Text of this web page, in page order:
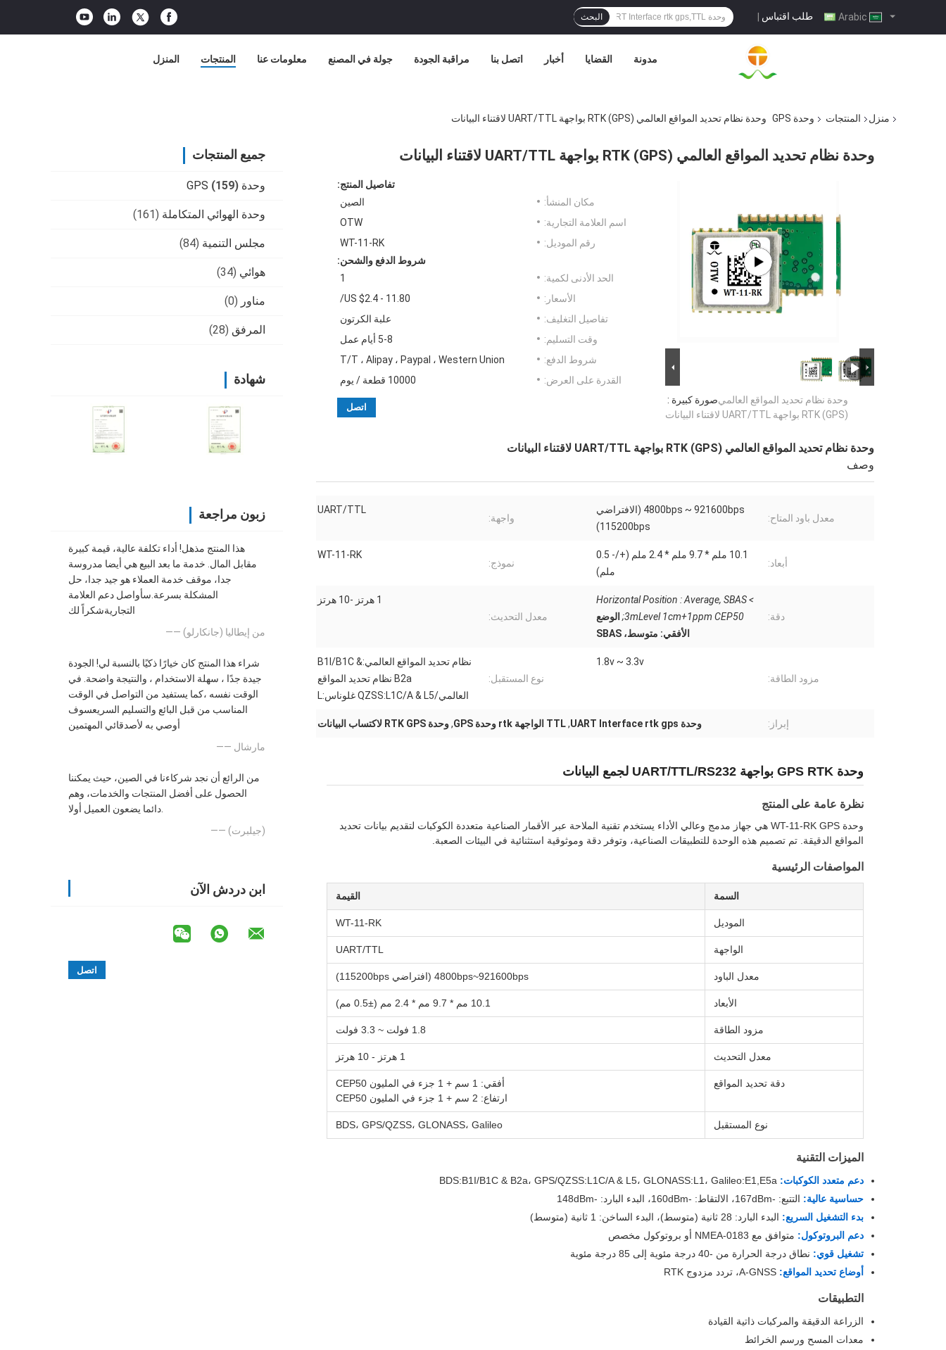
طلب اقتباس | البحث
المنزل المنتجات معلومات عنا جولة في المصنع مراقبة الجودة اتصل بنا أخبار القضايا مدونة
منزل المنتجات وحدة GPS وحدة نظام تحديد المواقع العالمي (GPS) RTK بواجهة UART/TTL لاقتناء البيانات
جميع المنتجات
وحدة GPS (159)
وحدة الهوائي المتكاملة (161)
مجلس التنمية (84)
هوائي (34)
مناور (0)
المرفق (28)
شهادة
زبون مراجعة
هذا المنتج مذهل! أداء تكلفة عالية، قيمة كبيرة
مقابل المال. خدمة ما بعد البيع هي أيضا مدروسة
جدا، موقف خدمة العملاء هو جيد جدا، حل
المشكلة بسرعة.سأواصل دعم العلامة
التجاريةشكراً لك
—— (جانكارلو) من إيطاليا
شراء هذا المنتج كان خيارًا ذكيًا بالنسبة لي! الجودة
جيدة جدًا ، سهلة الاستخدام ، والنتيجة واضحة. في
الوقت نفسه ،كما يستفيد من التواصل في الوقت
المناسب من قبل البائع والتسليم السريعسوف
أوصي به لأصدقائي المهتمين
—— مارشال
من الرائع أن نجد شركاءنا في الصين، حيث يمكننا
الحصول على أفضل المنتجات والخدمات، وهم
دائما يضعون العميل أولا.
—— (جيلبرت)
ابن دردش الآن
وحدة نظام تحديد المواقع العالمي (GPS) RTK بواجهة UART/TTL لاقتناء البيانات
صورة كبيرة :وحدة نظام تحديد المواقع العالمي
(GPS) RTK بواجهة UART/TTL لاقتناء البيانات
تفاصيل المنتج:
مكان المنشأ:
الصين
اسم العلامة التجارية:
OTW
رقم الموديل:
WT-11-RK
شروط الدفع والشحن:
الحد الأدنى لكمية:
1
الأسعار:
US $2.4 - 11.80/
تفاصيل التغليف:
علبة الكرتون
وقت التسليم:
5-8 أيام عمل
شروط الدفع:
T/T ، Alipay ، Paypal ، Western Union
القدرة على العرض:
10000 قطعة / يوم
اتصل
وحدة نظام تحديد المواقع العالمي (GPS) RTK بواجهة UART/TTL لاقتناء البيانات
وصف
معدل باود المتاح:
4800bps ~ 921600bps (الافتراضي
115200bps)
واجهة:
UART/TTL
أبعاد:
10.1 ملم * 9.7 ملم * 2.4 ملم (+/- 0.5
ملم)
نموذج:
WT-11-RK
دقة:
Horizontal Position : Average, SBAS <
3mLevel 1cm+1ppm CEP50;
الوضع
الأفقي: متوسط، SBAS
معدل التحديث:
1 هرتز -10 هرتز
مزود الطاقة:
1.8v ~ 3.3v
نوع المستقبل:
نظام تحديد المواقع العالمي:B1I/B1C &
B2a نظام تحديد المواقع
العالمي/QZSS:L1C/A & L5 غلوناس:L
إبراز: وحدة UART Interface rtk gps ,TTL الواجهة rtk وحدة GPS ,وحدة RTK GPS لاكتساب البيانات
وحدة GPS RTK بواجهة UART/TTL/RS232 لجمع البيانات
نظرة عامة على المنتج
وحدة WT-11-RK GPS هي جهاز مدمج وعالي الأداء يستخدم تقنية الملاحة عبر الأقمار الصناعية متعددة الكوكبات لتقديم بيانات تحديد
المواقع الدقيقة. تم تصميم هذه الوحدة للتطبيقات الصناعية، وتوفر دقة وموثوقية استثنائية في البيئات الصعبة.
المواصفات الرئيسية
السمة القيمة
الموديل WT-11-RK
الواجهة UART/TTL
معدل الباود 4800bps~921600bps (افتراضي 115200bps)
الأبعاد 10.1 مم * 9.7 مم * 2.4 مم (±0.5 مم)
مزود الطاقة 1.8 فولت ~ 3.3 فولت
معدل التحديث 1 هرتز - 10 هرتز
دقة تحديد المواقع
أفقي: 1 سم + 1 جزء في المليون CEP50
ارتفاع: 2 سم + 1 جزء في المليون CEP50
نوع المستقبل BDS، GPS/QZSS، GLONASS، Galileo
الميزات التقنية
دعم متعدد الكوكبات:
حساسية عالية: التتبع: -167dBm، الالتقاط: -160dBm، البدء البارد: -148dBm
بدء التشغيل السريع: البدء البارد: 28 ثانية (متوسط)، البدء الساخن: 1 ثانية (متوسط)
دعم البروتوكول: متوافق مع NMEA-0183 أو بروتوكول مخصص
تشغيل قوي: نطاق درجة الحرارة من -40 درجة مئوية إلى 85 درجة مئوية
أوضاع تحديد المواقع:
التطبيقات
الزراعة الدقيقة والمركبات ذاتية القيادة
معدات المسح ورسم الخرائط